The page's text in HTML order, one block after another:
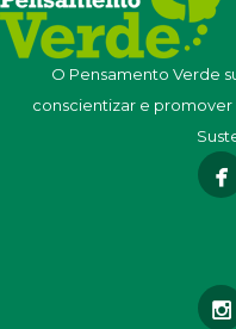
O Pensamento Verde
conscientizar e